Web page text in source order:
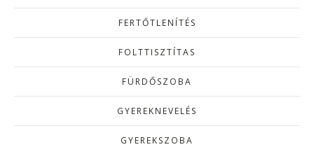
FERTŐTLENÍTÉS
FOLTTISZTÍTAS
FÜRDŐSZOBA
GYEREKNEVELÉS
GYEREKSZOBA